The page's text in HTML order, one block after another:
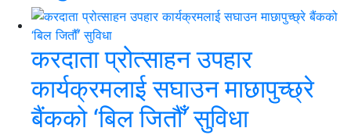
करदाता प्रोत्साहन उपहार
कार्यक्रमलाई सघाउन माछापुच्छ्रे
बैंकको ‘बिल जितौँ’ सुविधा